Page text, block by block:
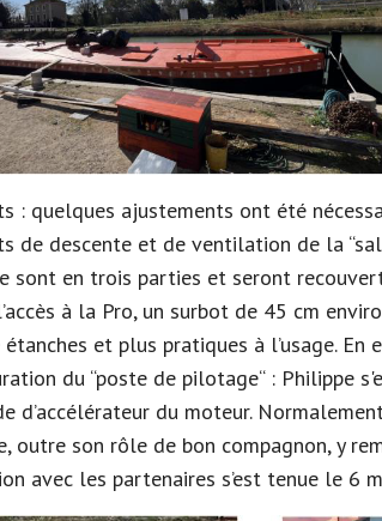
: quelques ajustements ont été
de descente et de ventilation de la
sont en trois parties et seront
à la Pro, un surbot de 45 cm
et plus pratiques à l’usage.
du “poste de pilotage“ :
d’accélérateur du moteur.
outre son rôle de bon compagnon, y
avec les partenaires s’est tenue le 6